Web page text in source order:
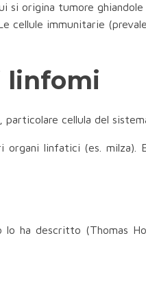
si origina tumore
cellule immunitarie
linfomi
cellula del
linfatici (es.
ha descritto (Thomas